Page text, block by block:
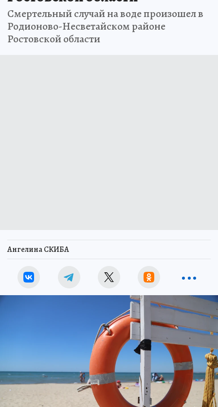
Смертельный случай на воде произошел в
Родионово-Несветайском районе
Ростовской области
Ангелина СКИБА